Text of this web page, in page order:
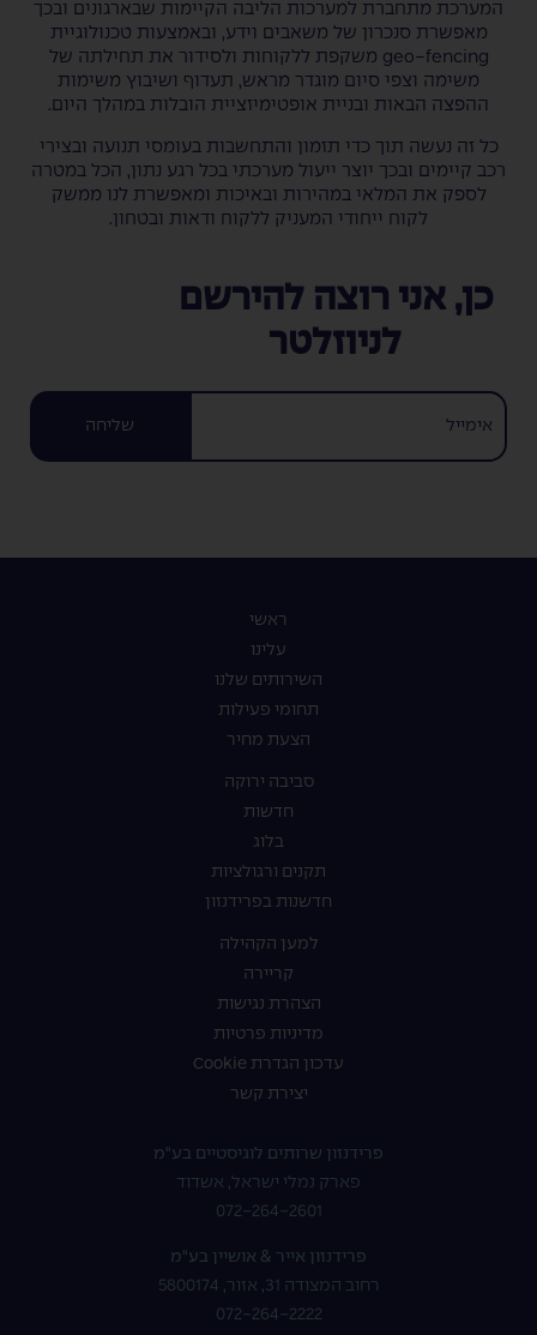
המערכת מתחברת למערכות הליבה הקיימות שבארגונים ובכך
מאפשרת סנכרון של משאבים וידע, ובאמצעות טכנולוגיית
geo-fencing משקפת ללקוחות ולסידור את תחילתה של
משימה וצפי סיום מוגדר מראש, תעדוף ושיבוץ משימות
ההפצה הבאות ובניית אופטימיזציית הובלות במהלך היום.
כל זה נעשה תוך כדי תזמון והתחשבות בעומסי תנועה ובצירי
רכב קיימים ובכך יוצר ייעול מערכתי בכל רגע נתון, הכל במטרה
לספק את המלאי במהירות ובאיכות ומאפשרת לנו ממשק
לקוח ייחודי המעניק ללקוח ודאות ובטחון.
כן, אני רוצה להירשם
לניוזלטר
שליחה
ראשי
עלינו
השירותים שלנו
תחומי פעילות
הצעת מחיר
סביבה ירוקה
חדשות
בלוג
תקנים ורגולציות
חדשנות בפרידנזון
למען הקהילה
קריירה
הצהרת נגישות
מדיניות פרטיות
עדכון הגדרת Cookie
יצירת קשר
פרידנזון שרותים לוגיסטיים בע"מ
פארק נמלי ישראל, אשדוד
072-264-2601
פרידנזון אייר & אושיין בע"מ
רחוב המצודה 31, אזור, 5800174
072-264-2222